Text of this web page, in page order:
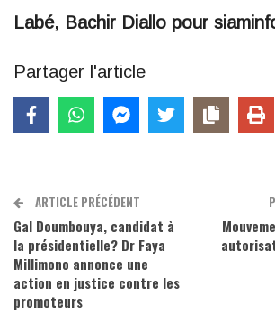
Labé, Bachir Diallo pour
Partager l'article
ARTICLE PRÉCÉDENT
Gal Doumbouya, candidat à
la présidentielle? Dr Faya
Millimono annonce une
action en justice contre les
promoteurs